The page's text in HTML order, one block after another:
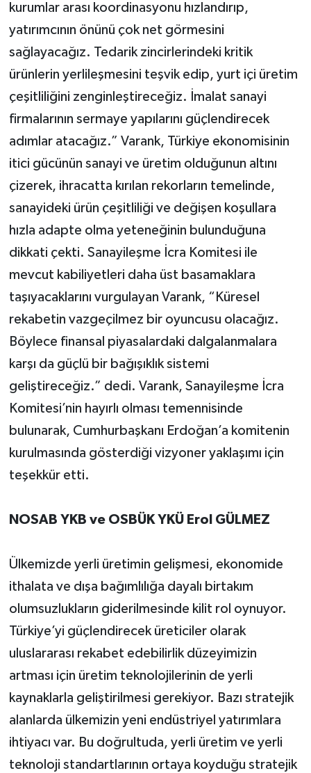
kurumlar arası koordinasyonu hızlandırıp,
yatırımcının önünü çok net görmesini
sağlayacağız. Tedarik zincirlerindeki kritik
ürünlerin yerlileşmesini teşvik edip, yurt içi üretim
çeşitliliğini zenginleştireceğiz. İmalat sanayi
firmalarının sermaye yapılarını güçlendirecek
adımlar atacağız.” Varank, Türkiye ekonomisinin
itici gücünün sanayi ve üretim olduğunun altını
çizerek, ihracatta kırılan rekorların temelinde,
sanayideki ürün çeşitliliği ve değişen koşullara
hızla adapte olma yeteneğinin bulunduğuna
dikkati çekti. Sanayileşme İcra Komitesi ile
mevcut kabiliyetleri daha üst basamaklara
taşıyacaklarını vurgulayan Varank, “Küresel
rekabetin vazgeçilmez bir oyuncusu olacağız.
Böylece finansal piyasalardaki dalgalanmalara
karşı da güçlü bir bağışıklık sistemi
geliştireceğiz.” dedi. Varank, Sanayileşme İcra
Komitesi’nin hayırlı olması temennisinde
bulunarak, Cumhurbaşkanı Erdoğan’a komitenin
kurulmasında gösterdiği vizyoner yaklaşımı için
teşekkür etti.
NOSAB YKB ve OSBÜK YKÜ Erol GÜLMEZ
Ülkemizde yerli üretimin gelişmesi, ekonomide
ithalata ve dışa bağımlılığa dayalı birtakım
olumsuzlukların giderilmesinde kilit rol oynuyor.
Türkiye’yi güçlendirecek üreticiler olarak
uluslararası rekabet edebilirlik düzeyimizin
artması için üretim teknolojilerinin de yerli
kaynaklarla geliştirilmesi gerekiyor. Bazı stratejik
alanlarda ülkemizin yeni endüstriyel yatırımlara
ihtiyacı var. Bu doğrultuda, yerli üretim ve yerli
teknoloji standartlarının ortaya koyduğu stratejik